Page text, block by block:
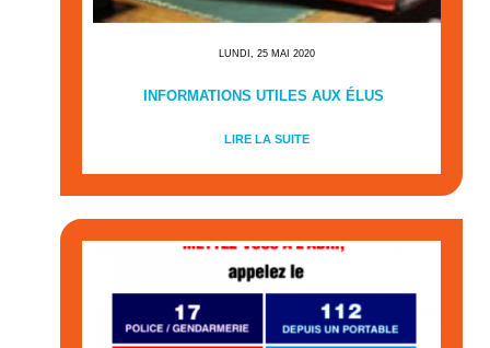
LUNDI, 25 MAI 2020
INFORMATIONS UTILES AUX ÉLUS
LIRE LA SUITE